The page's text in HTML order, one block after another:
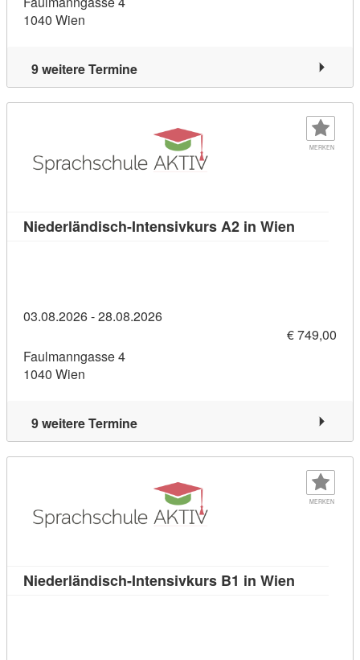
1040 Wien
9 weitere Termine
MERKEN
Niederländisch-Intensivkurs A2 in Wien
03.08.2026 - 28.08.2026
€ 749,00
Faulmanngasse 4
1040 Wien
9 weitere Termine
MERKEN
Niederländisch-Intensivkurs B1 in Wien